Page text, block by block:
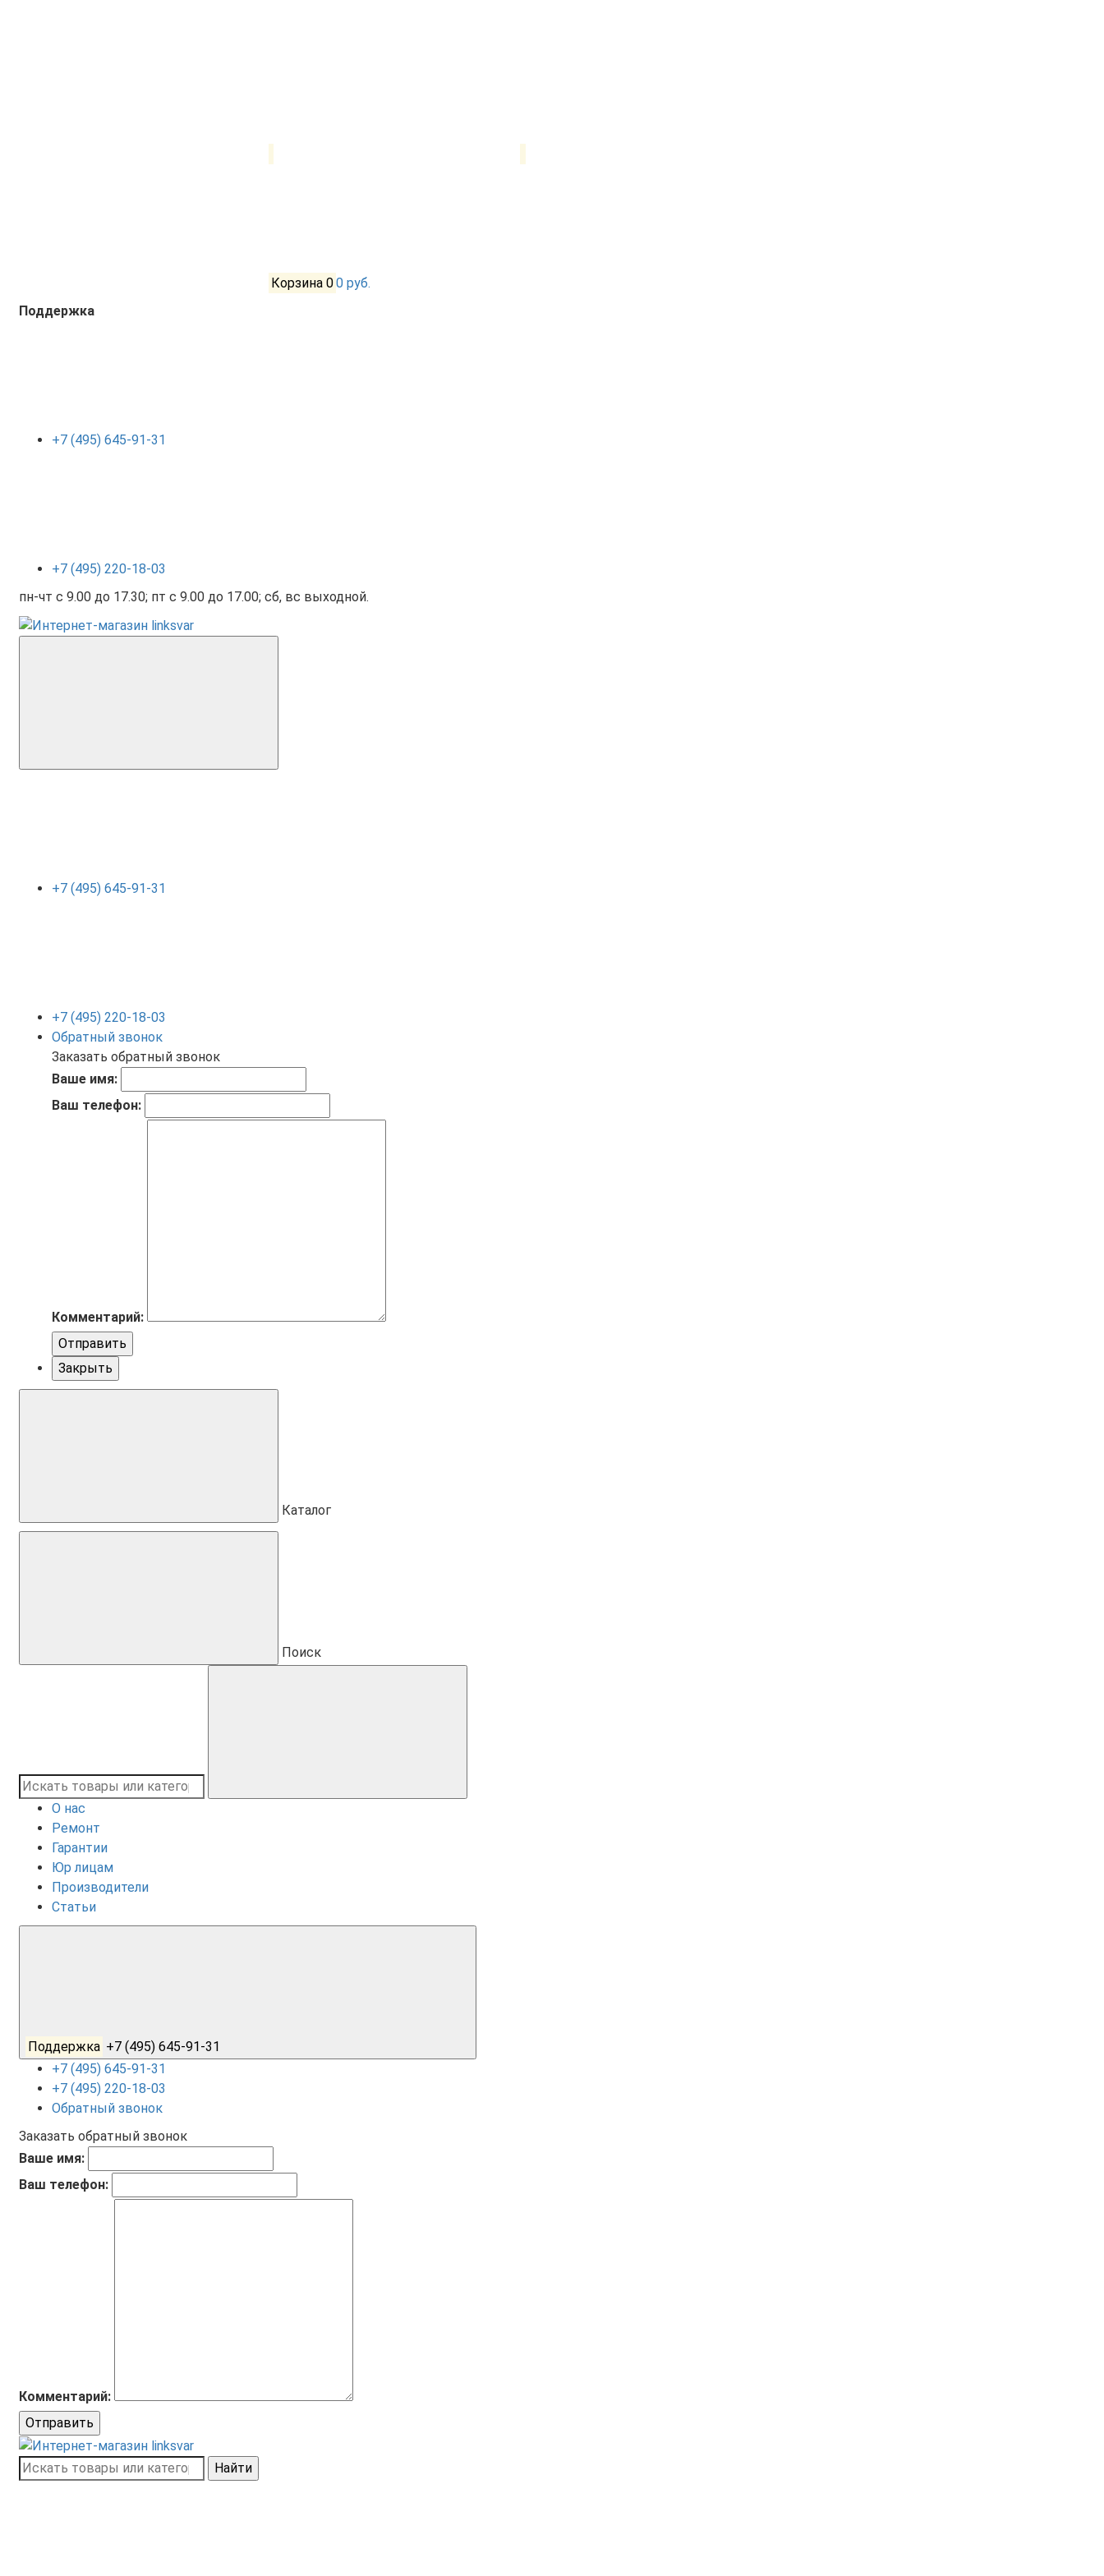
Корзина 00 руб.
Поддержка
+7 (495) 645-91-31
+7 (495) 220-18-03
пн-чт с 9.00 до 17.30; пт с 9.00 до 17.00; сб, вс выходной.
+7 (495) 645-91-31
+7 (495) 220-18-03
Обратный звонок
Заказать обратный звонок
Ваше имя:
Ваш телефон:
Комментарий:
Отправить
Закрыть
Каталог
Поиск
О нас
Ремонт
Гарантии
Юр лицам
Производители
Статьи
Поддержка +7 (495) 645-91-31
+7 (495) 645-91-31
+7 (495) 220-18-03
Обратный звонок
Заказать обратный звонок
Ваше имя:
Ваш телефон:
Комментарий:
Отправить
Найти